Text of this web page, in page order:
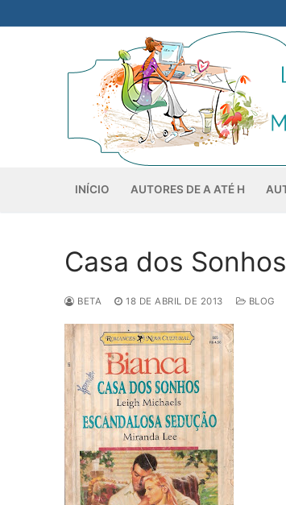
para
INÍCIO AUTORES DE A ATÉ H
Casa dos
BETA 18 DE ABRIL DE 2013 BLOG